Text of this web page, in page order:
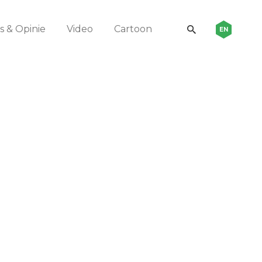
& Opinie Video Cartoon EN